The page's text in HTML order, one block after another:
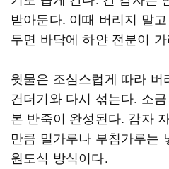
받아둔다. 이때 버리지 말
두면 바닥에 하얀 전분이
윗물은 조심스럽게 따라
건더기와 다시 섞는다. 소
본 반죽이 완성된다. 감자
만큼 밀가루나 부침가루는
원도식 방식이다.